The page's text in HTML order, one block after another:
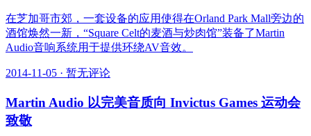
在芝加哥市郊，一套设备的应用使得在Orland Park Mall旁边的
酒馆焕然一新，“Square Celt的麦酒与炒肉馆”装备了Martin
Audio音响系统用于提供环绕AV音效。
2014-11-05 · 暂无评论
Martin Audio 以完美音质向 Invictus Games 运动会
致敬